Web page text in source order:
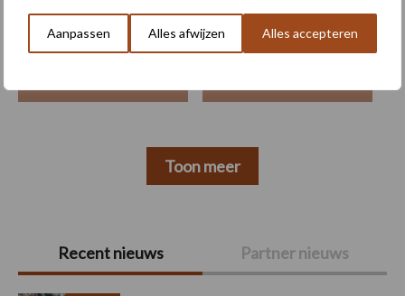
Aanpassen Alles afwijzen Alles accepteren
Primaire
Sidebar
Recent nieuws Partner nieuws
Machines Duurzaamheid
Toon meer